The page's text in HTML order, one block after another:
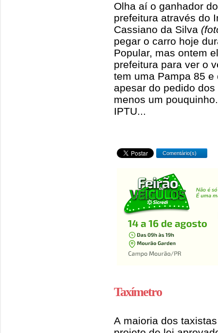
Olha aí o ganhador
prefeitura através do
Cassiano da Silva
pegar o carro hoje
Popular, mas ontem
prefeitura para ver o
tem uma Pampa 85
apesar do pedido
menos um
IPTU...
Comentário(s)
Taxímetro
A maioria dos